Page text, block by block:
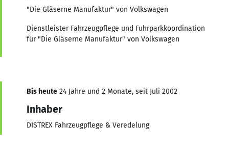
"Die Gläserne Manufaktur" von Volkswagen
Dienstleister Fahrzeugpflege und Fuhrparkkoordination
für "Die Gläserne Manufaktur" von Volkswagen
Bis heute 24 Jahre und 2 Monate, seit Juli 2002
Inhaber
DISTREX Fahrzeugpflege & Veredelung